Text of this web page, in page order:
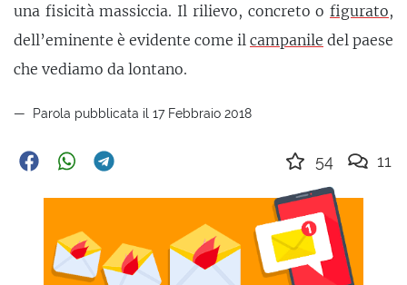
una fisicità massiccia. Il rilievo, concreto o figurato,
dell’eminente è evidente come il campanile del paese
che vediamo da lontano.
Parola pubblicata il 17 Febbraio 2018
54 11